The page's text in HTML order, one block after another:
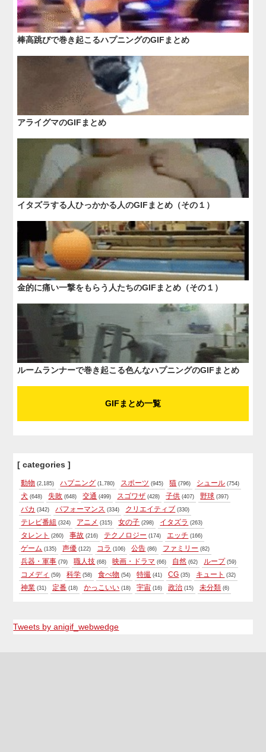
棒高跳びで巻き起こるハプニングのGIFまとめ
アライグマのGIFまとめ
イタズラする人ひっかかる人のGIFまとめ（その１）
金的に痛い一撃をもらう人たちのGIFまとめ（その１）
ルームランナーで巻き起こる色んなハプニングのGIFまとめ
GIFまとめ一覧
[ categories ]
動物 (2,185) ハプニング (1,780) スポーツ (945) 猫 (796) シュール (754)
犬 (648) 失敗 (648) 交通 (499) スゴワザ (428) 子供 (407) 野球 (397)
バカ (342) パフォーマンス (334) クリエイティブ (330)
テレビ番組 (324) アニメ (315) 女の子 (298) イタズラ (263)
タレント (260) 事故 (216) テクノロジー (174) エッチ (166)
ゲーム (135) 声優 (122) コラ (106) 公告 (86) ファミリー (82)
兵器・軍事 (79) 職人技 (68) 映画・ドラマ (66) 自然 (62) ループ (59)
コメディ (59) 科学 (58) 食べ物 (54) 特撮 (41) CG (35) キュート (32)
神業 (31) 定番 (18) かっこいい (18) 宇宙 (16) 政治 (15) 未分類 (6)
Tweets by anigif_webwedge